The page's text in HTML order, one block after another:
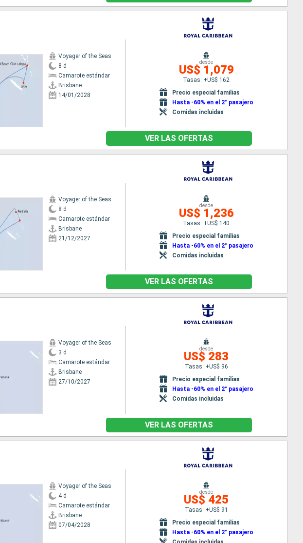
Voyager of the Seas
8 d
Camarote estándar
Brisbane
14/01/2028
desde
US$ 1,079
Tasas: +US$ 162
Precio especial familias
Hasta -60% en el 2° pasajero
Comidas incluidas
VER LAS OFERTAS
Voyager of the Seas
8 d
Camarote estándar
Brisbane
21/12/2027
desde
US$ 1,236
Tasas: +US$ 140
Precio especial familias
Hasta -60% en el 2° pasajero
Comidas incluidas
VER LAS OFERTAS
Voyager of the Seas
3 d
Camarote estándar
Brisbane
27/10/2027
desde
US$ 283
Tasas: +US$ 96
Precio especial familias
Hasta -60% en el 2° pasajero
Comidas incluidas
VER LAS OFERTAS
Voyager of the Seas
4 d
Camarote estándar
Brisbane
07/04/2028
desde
US$ 425
Tasas: +US$ 91
Precio especial familias
Hasta -60% en el 2° pasajero